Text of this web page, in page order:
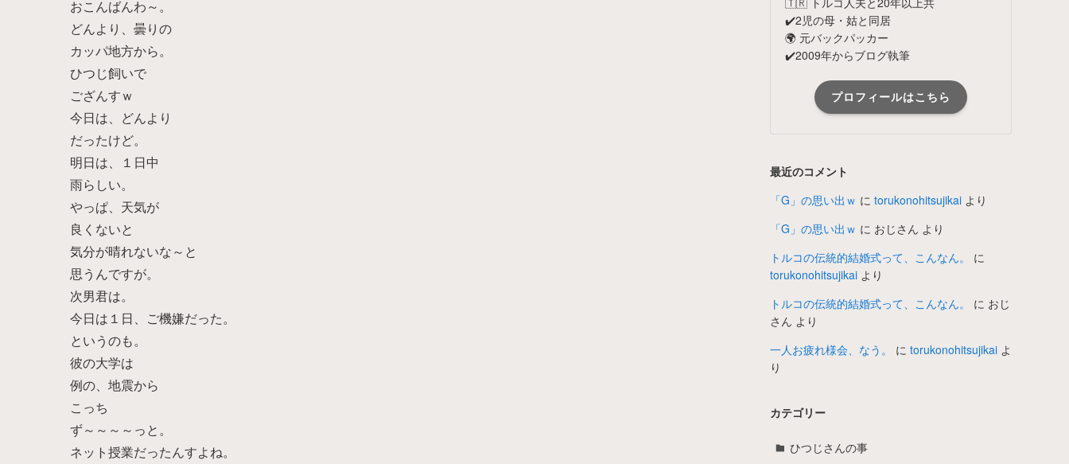
おこんばんわ～。
どんより、曇りの
カッパ地方から。
ひつじ飼いで
ござんすｗ
今日は、どんより
だったけど。
明日は、１日中
雨らしい。
やっぱ、天気が
良くないと
気分が晴れないな～と
思うんですが。
次男君は。
今日は１日、ご機嫌だった。
というのも。
彼の大学は
例の、地震から
こっち
ず～～～～っと。
ネット授業だったんすよね。
✔️2児の母・姑と同居
🌍 元バックパッカー
✔️2009年からブログ執筆
プロフィールはこちら
最近のコメント
「G」の思い出ｗ に torukonohitsujikai より
「G」の思い出ｗ に おじさん より
トルコの伝統的結婚式って、こんなん。
に
torukonohitsujikai より
トルコの伝統的結婚式って、こんなん。
に おじ
さん より
一人お疲れ様会、なう。
に torukonohitsujikai よ
り
カテゴリー
ひつじさんの事